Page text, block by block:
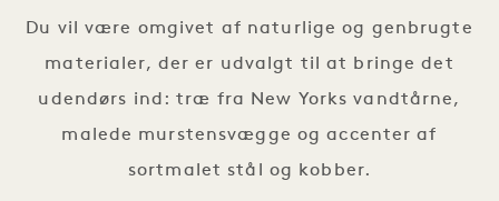
Du vil være omgivet af naturlige og genbrugte
materialer, der er udvalgt til at bringe det
udendørs ind: træ fra New Yorks vandtårne,
malede murstensvægge og accenter af
sortmalet stål og kobber.